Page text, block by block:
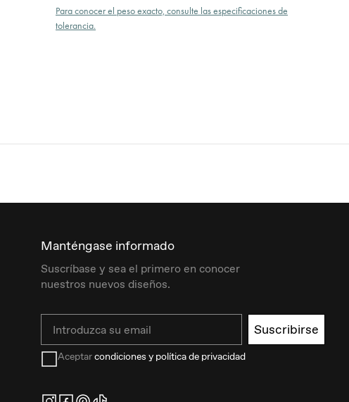
Para conocer el peso exacto, consulte las especificaciones de
tolerancia.
Manténgase informado
Suscríbase y sea el primero en conocer
nuestros nuevos diseños.
Suscribirse
Aceptarcondiciones y política de privacidad